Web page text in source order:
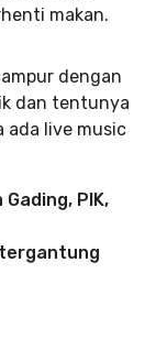
makan.
dengan
dan tentunya
ada live music
PIK,